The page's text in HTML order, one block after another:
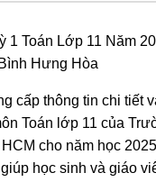
1 Toán Lớp 11 Năm
Hưng Hòa
cấp thông tin chi tiết
Toán lớp 11 của
cho năm học
học sinh và giáo